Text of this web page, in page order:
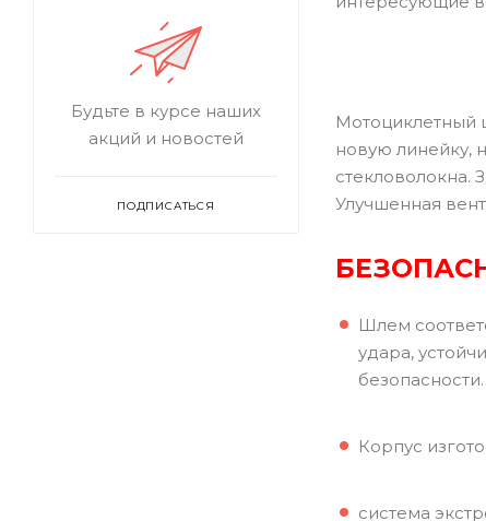
Мотоциклетный
новую линейку,
стекловолокна.
Улучшенная
Шлем
удара,
безопасности.
Корпус
система
Будьте в курсе наших
акций и новостей
ПОДПИСАТЬСЯ